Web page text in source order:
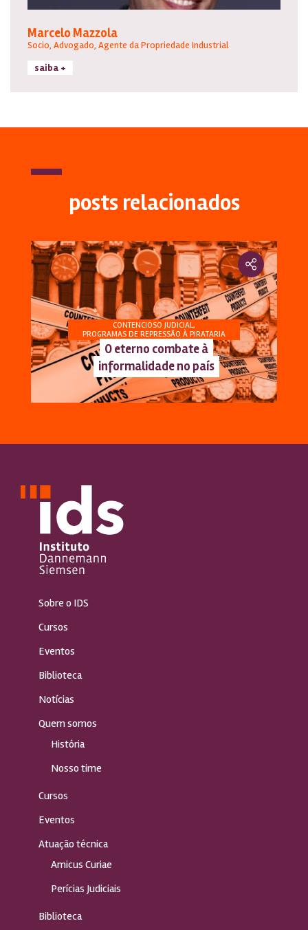
Marcelo Mazzola
Socio, Advogado, Agente da Propriedade Industrial
saiba +
posts relacionados
CONTENCIOSO JUDICIAL,
PROGRAMAS DE REPRESSÃO À PIRATARIA
O eterno combate à
informalidade no país
Sobre o IDS
Cursos
Eventos
Biblioteca
Notícias
Quem somos
História
Nosso time
Cursos
Eventos
Atuação técnica
Amicus Curiae
Perícias Judiciais
Biblioteca